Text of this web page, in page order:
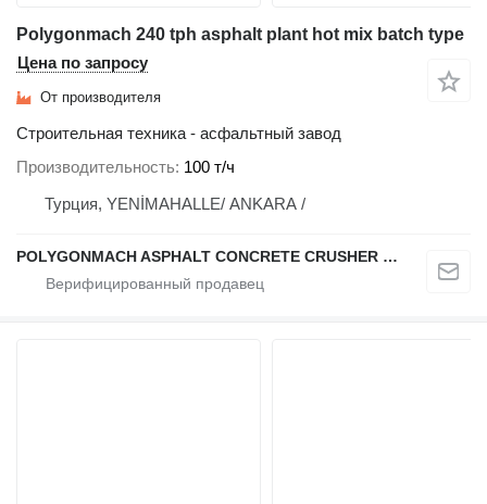
Polygonmach 240 tph asphalt plant hot mix batch type
Цена по запросу
От производителя
Строительная техника - асфальтный завод
Производительность 100 т/ч
Турция, YENİMAHALLE/ ANKARA /
POLYGONMACH ASPHALT CONCRETE CRUSHER SYSTEMS